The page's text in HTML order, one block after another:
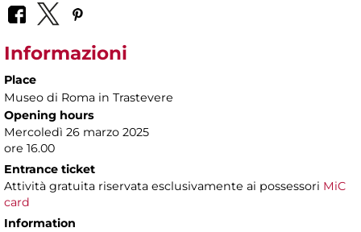
Informazioni
Place
Museo di Roma in Trastevere
Opening hours
Mercoledì 26 marzo 2025
ore 16.00
Entrance ticket
Attività gratuita riservata esclusivamente ai possessori MiC
card
Information